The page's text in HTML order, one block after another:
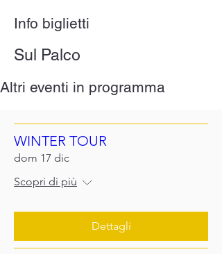
Info biglietti
Sul Palco
Altri eventi in programma
WINTER TOUR
dom 17 dic
Scopri di più
Dettagli